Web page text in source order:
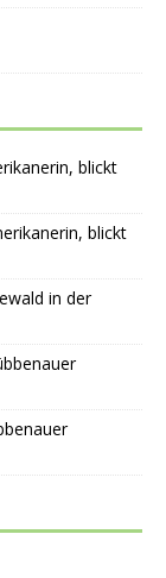
blickt
blickt
in der